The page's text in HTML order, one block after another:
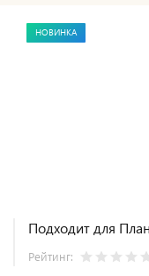
НОВИНКА
Подходит для
Рейтинг: